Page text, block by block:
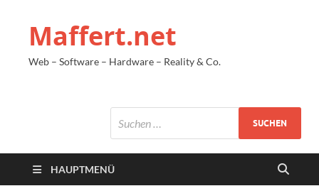
Maffert.net
Web – Software – Hardware – Reality & Co.
HAUPTMENÜ